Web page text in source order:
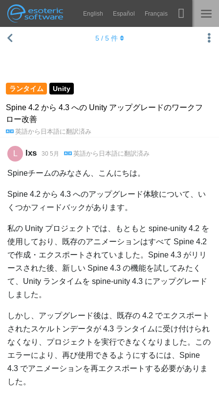
Esoteric Software
Navigation English Español Français
ホーム
お問い合わせ
Spine
ランタイム
ランタイム Unity
Spine 4.2 から 4.3 への Unity アップグレードのワークフ
ロー改善
英語から 日本語に翻訳済み
5/ 5件
lxs 30 5月 英語から 日本語に翻訳済み
Spineチームのみなさん、こんにちは。
Spine 4.2 から 4.3 へのアップグレード体験について、い
くつかフィードバックがあります。
私の Unity プロジェクトでは、もともと spine-unity 4.2 を
使用しており、既存のアニメーションはすべて Spine 4.2
で作成・エクスポートされていました。Spine 4.3 がリリ
ースされた後、新しい Spine 4.3 の機能を試してみたく
て、Unity ランタイムを spine-unity 4.3 にアップグレード
しました。
しかし、アップグレード後は、既存の 4.2 でエクスポート
されたスケルトンデータが 4.3 ランタイムに受け付けられ
なくなり、プロジェクトを実行できなくなりました。この
エラーにより、再び使用できるようにするには、Spine
4.3 でアニメーションを再エクスポートする必要がありま
した。